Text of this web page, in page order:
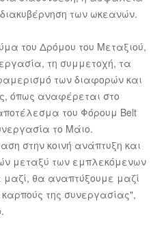
των ωκεανών.
του Δρόμου του Μεταξιού,
τη συμμετοχή, τα
των διαφορών και
όπως αναφέρεται στο
του Φόρουμ Belt
το Μάιο.
στην κοινή ανάπτυξη και
μεταξύ των εμπλεκόμενων
θα αναπτύξουμε μαζί
της συνεργασίας",